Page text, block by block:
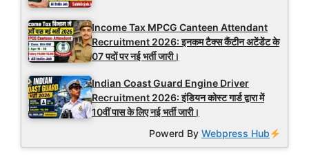
Income Tax MPCG Canteen Attendant
Recruitment 2026: इनकम टैक्स कैंटीन अटेंडेंट के
07 पदों पर नई भर्ती जारी।
Indian Coast Guard Engine Driver
Recruitment 2026: इंडियन कोस्ट गार्ड द्वारा में
10वीं पास के लिए नई भर्ती जारी।
Powerd ByWebpress Hub